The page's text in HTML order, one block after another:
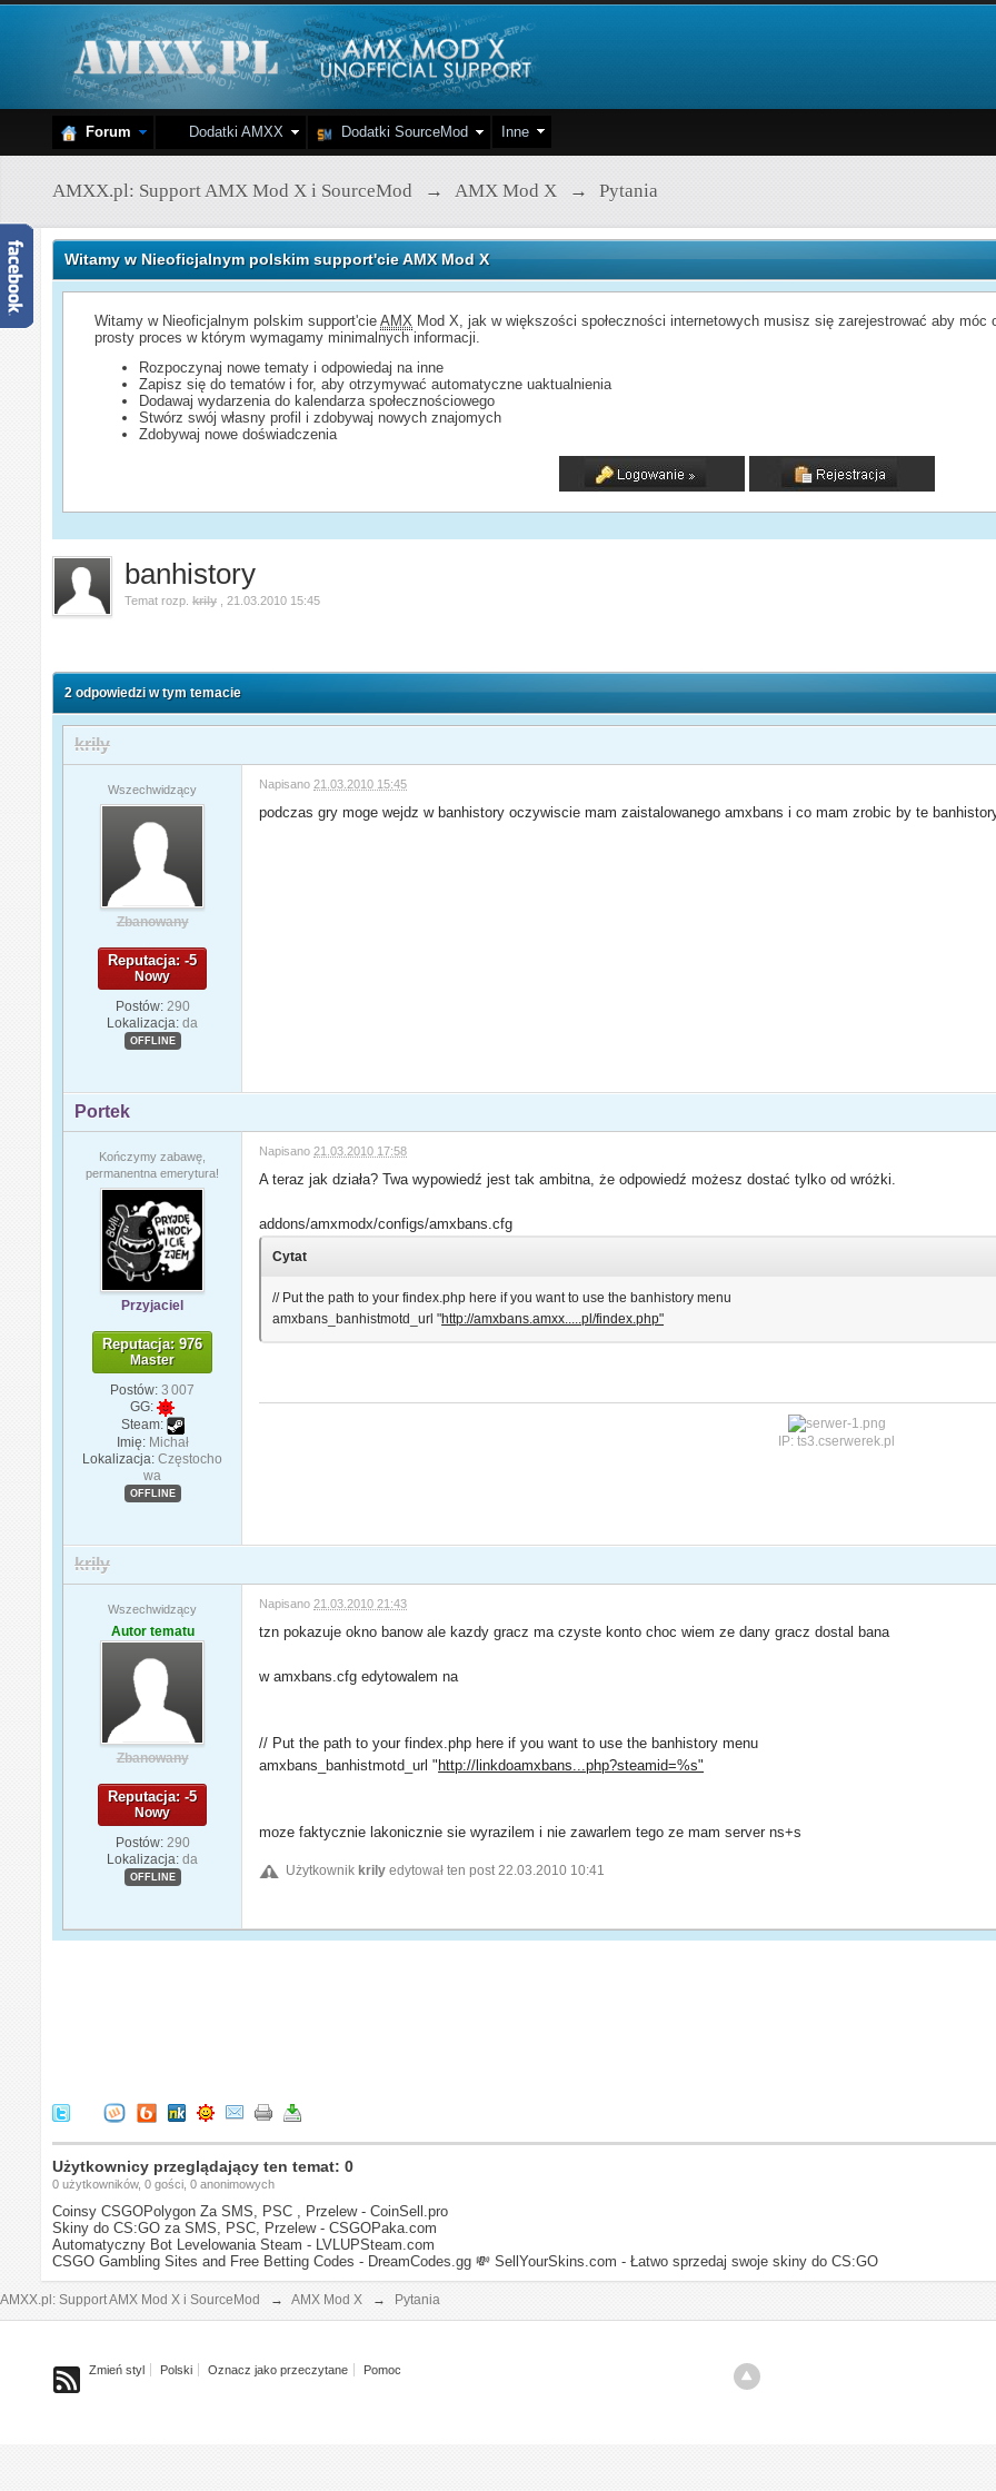
Forum Dodatki AMXX Dodatki SourceMod Inne
AMXX.pl: Support AMX Mod X i SourceMod → AMX Mod X → Pytania
Witamy w Nieoficjalnym polskim support'cie AMX Mod X
Witamy w Nieoficjalnym polskim support'cieAMX Mod X, jak w większości społeczności internetowych musisz się zarejestrować aby
prosty proces w którym wymagamy minimalnych informacji.
Rozpoczynaj nowe tematy i odpowiedaj na inne
Zapisz się do tematów i for, aby otrzymywać automatyczne uaktualnienia
Dodawaj wydarzenia do kalendarza społecznościowego
Stwórz swój własny profil i zdobywaj nowych znajomych
Zdobywaj nowe doświadczenia
banhistory
Temat rozp.krily 21.03.2010 15:45
2 odpowiedzi w tym temacie
krily
Wszechwidzący
Zbanowany
Reputacja: -5
Nowy
Postów: 290
Lokalizacja: da
OFFLINE
Napisano 21.03.2010 15:45
podczas gry moge wejdz w banhistory oczywiscie mam zaistalowanego amxbans i co mam zrobic by te
Portek
Kończymy zabawę,
permanentna emerytura!
Przyjaciel
Reputacja: 976
Master
Postów: 3 007
GG:
Steam:
Imię: Michał
Lokalizacja: Częstocho
wa
OFFLINE
Napisano 21.03.2010 17:58
A teraz jak działa? Twa wypowiedź jest tak ambitna, że odpowiedź możesz dostać tylko od wróżki.
addons/amxmodx/configs/amxbans.cfg
Cytat
// Put the path to your findex.php here if you want to use the banhistory menu
amxbans_banhistmotd_url "http://amxbans.amxx.....pl/findex.php"
IP: ts3.cserwerek.pl
krily
Wszechwidzący
Autor tematu
Zbanowany
Reputacja: -5
Nowy
Postów: 290
Lokalizacja: da
OFFLINE
Napisano 21.03.2010 21:43
tzn pokazuje okno banow ale kazdy gracz ma czyste konto choc wiem ze dany gracz dostal bana
w amxbans.cfg edytowalem na
// Put the path to your findex.php here if you want to use the banhistory menu
amxbans_banhistmotd_url "http://linkdoamxbans...php?steamid=%s"
moze faktycznie lakonicznie sie wyrazilem i nie zawarlem tego ze mam server ns+s
Użytkownik krily edytował ten post 22.03.2010 10:41
Użytkownicy przeglądający ten temat: 0
0 użytkowników, 0 gości, 0 anonimowych
Coinsy CSGOPolygon Za SMS, PSC , Przelew - CoinSell.pro
Skiny do CS:GO za SMS, PSC, Przelew - CSGOPaka.com
Automatyczny Bot Levelowania Steam - LVLUPSteam.com
CSGO Gambling Sites and Free Betting Codes - DreamCodes.gg 💸 SellYourSkins.com - Łatwo sprzedaj swoje skiny do CS:GO
AMXX.pl: Support AMX Mod X i SourceMod → AMX Mod X → Pytania
Zmień styl Polski Oznacz jako przeczytane Pomoc